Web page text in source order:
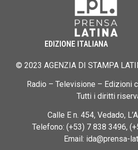
EDIZIONE ITALIANA
© 2023 AGENZIA DI STAMPA
Radio – Televisione – Edizioni
Tutti i diritti
Calle E n. 454, Vedado,
Telefono: (+53) 7 838 3496,
Email: ida@prensa-